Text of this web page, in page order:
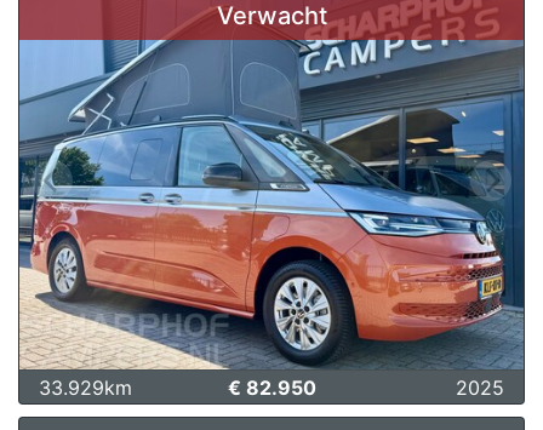
Verwacht
33.929km € 82.950 2025